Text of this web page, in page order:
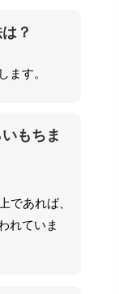
？
ます。
もちま
であれば、
れていま